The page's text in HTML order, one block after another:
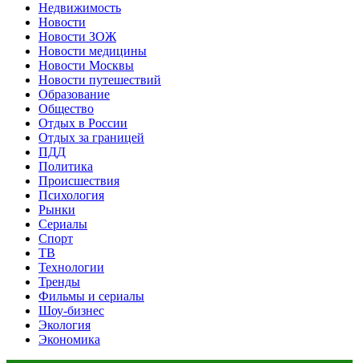
Недвижимость
Новости
Новости ЗОЖ
Новости медицины
Новости Москвы
Новости путешествий
Образование
Общество
Отдых в России
Отдых за границей
ПДД
Политика
Происшествия
Психология
Рынки
Сериалы
Спорт
ТВ
Технологии
Тренды
Фильмы и сериалы
Шоу-бизнес
Экология
Экономика